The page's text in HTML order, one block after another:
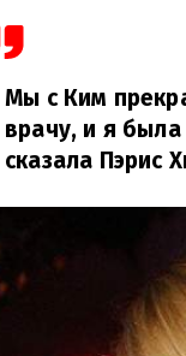
Мы с Ким
врачу, и я
сказала Пэрис